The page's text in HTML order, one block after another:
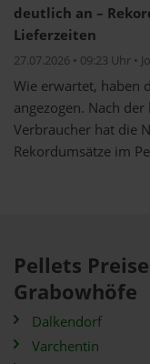
deutlich an –
Lieferzeiten
27.07.2026 • 09:23 Uhr •
Wie erwartet, haben
angezogen. Nach
Verbraucher hat die
Rekordumsätze im
Pellets
Grabowhöfe
Dalkendorf
Varchentin